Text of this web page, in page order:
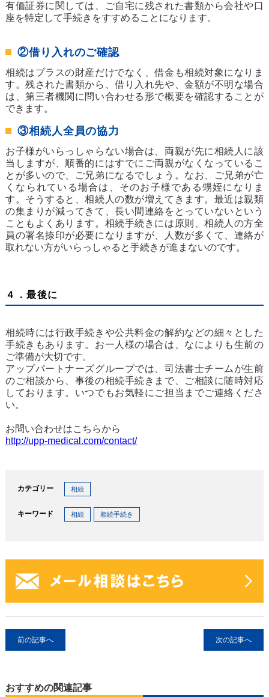
有価証券に関しては、ご自宅に残された書類から会社や口
座を特定して手続きをすすめることになります。
②借り入れのご確認
相続はプラスの財産だけでなく、借金も相続対象になりま
す。残された書類から、借り入れ先や、金額が不明な場合
は、第三者機関に問い合わせる形で概要を確認することが
できます。
③相続人全員の協力
お子様がいらっしゃらない場合は、両親が先に相続人に該
当しますが、順番的にはすでにご両親がなくなっているこ
とが多いので、ご兄弟になるでしょう。なお、ご兄弟が亡
くなられている場合は、そのお子様である甥姪になりま
す。そうすると、相続人の数が増えてきます。最近は親類
の集まりが減ってきて、長い間連絡をとっていないという
こともよくあります。相続手続きには原則、相続人の方全
員の署名捺印が必要になりますが、人数が多くて、連絡が
取れない方がいらっしゃると手続きが進まないのです。
４．最後に
相続時には行政手続きや公共料金の解約などの細々とした
手続きもあります。お一人様の場合は、なによりも生前の
ご準備が大切です。
アップパートナーズグループでは、司法書士チームが生前
のご相談から、事後の相続手続きまで、ご相談に随時対応
しております。いつでもお気軽にご担当までご連絡くださ
い。
お問い合わせはこちらから
http://upp-medical.com/contact/
カテゴリー 相続
キーワード 相続 相続手続き
前の記事へ 次の記事へ
おすすめの関連記事